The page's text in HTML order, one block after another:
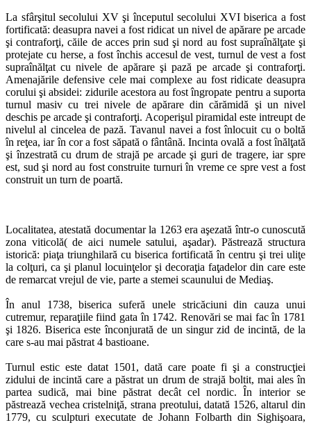
La sfârşitul secolului XV şi începutul secolului XVI biserica a fost
fortificată: deasupra navei a fost ridicat un nivel de apărare pe arcade
şi contraforţi, căile de acces prin sud şi nord au fost supraînălţate şi
protejate cu herse, a fost închis accesul de vest, turnul de vest a fost
supraînălţat cu nivele de apărare şi pază pe arcade şi contraforţi.
Amenajările defensive cele mai complexe au fost ridicate deasupra
corului şi absidei: zidurile acestora au fost îngropate pentru a suporta
turnul masiv cu trei nivele de apărare din cărămidă şi un nivel
deschis pe arcade şi contraforţi. Acoperişul piramidal este intreupt de
nivelul al cincelea de pază. Tavanul navei a fost înlocuit cu o boltă
în reţea, iar în cor a fost săpată o fântână. Incinta ovală a fost înălţată
şi înzestrată cu drum de strajă pe arcade şi guri de tragere, iar spre
est, sud şi nord au fost construite turnuri în vreme ce spre vest a fost
construit un turn de poartă.
Localitatea, atestată documentar la 1263 era aşezată într-o cunoscută
zona viticolă( de aici numele satului, aşadar). Păstrează structura
istorică: piaţa triunghilară cu biserica fortificată în centru şi trei uliţe
la colţuri, ca şi planul locuinţelor şi decoraţia faţadelor din care este
de remarcat vrejul de vie, parte a stemei scaunului de Mediaş.
În anul 1738, biserica suferă unele stricăciuni din cauza unui
cutremur, reparaţiile fiind gata în 1742. Renovări se mai fac în 1781
şi 1826. Biserica este înconjurată de un singur zid de incintă, de la
care s-au mai păstrat 4 bastioane.
Turnul estic este datat 1501, dată care poate fi şi a construcţiei
zidului de incintă care a păstrat un drum de strajă boltit, mai ales în
partea sudică, mai bine păstrat decât cel nordic. În interior se
păstrează vechea cristelniţă, strana preotului, datată 1526, altarul din
1779, cu sculpturi executate de Johann Folbarth din Sighişoara,